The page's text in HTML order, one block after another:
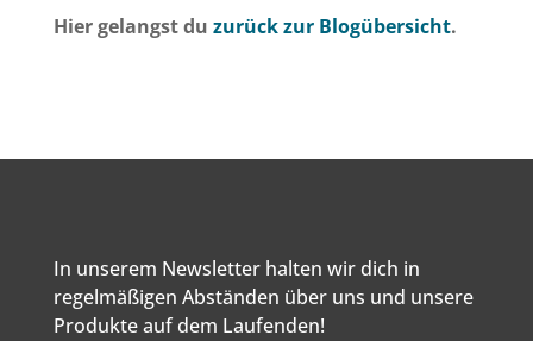
Hier gelangst du zurück zur Blogübersicht.
In unserem Newsletter halten wir dich in
regelmäßigen Abständen über uns und unsere
Produkte auf dem Laufenden!